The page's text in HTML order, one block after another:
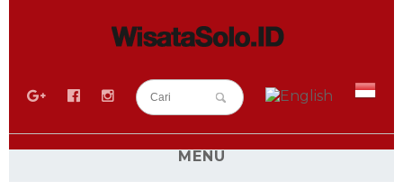
MENU